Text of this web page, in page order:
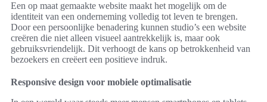
Een op maat gemaakte website maakt het mogelijk om de
identiteit van een onderneming volledig tot leven te brengen.
Door een persoonlijke benadering kunnen studio’s een website
creëren die niet alleen visueel aantrekkelijk is, maar ook
gebruiksvriendelijk. Dit verhoogt de kans op betrokkenheid van
bezoekers en creëert een positieve indruk.
Responsive design voor mobiele optimalisatie